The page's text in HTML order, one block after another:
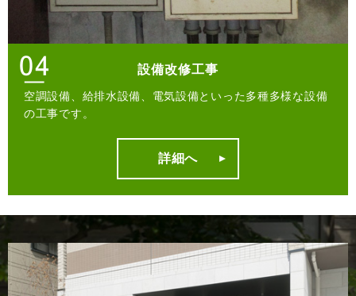
設備改修工事
空調設備、給排水設備、電気設備といった多種多様な設備
の工事です。
詳細へ